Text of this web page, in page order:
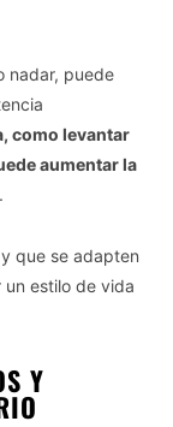
parties, or
for
opt-out
that after your
seeing
prior to
further
parties on the
may
it to other
nadar, puede
como levantar
aumentar la
.
que se adapten
estilo de vida
Y